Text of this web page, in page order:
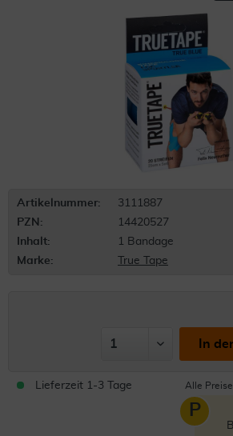
Artikelnummer:
3111887
PZN:
14420527
Inhalt:
1 Bandage
Marke:
True Tape
In
Lieferzeit 1-3 Tage Alle
P